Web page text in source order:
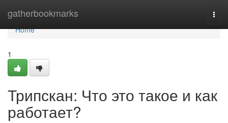
gatherbookmarks
Home
Home
1
Трипскан: Что это такое и как
работает?